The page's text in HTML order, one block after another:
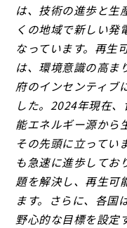
は、技術の進歩と生
くの地域で新しい発
なっています。再生
は、環境意識の高ま
府のインセンティブ
した。2024年現在
能エネルギー源から
その先頭に立ってい
も急速に進歩してお
題を解決し、再生可
ます。さらに、各国
野心的な目標を設定